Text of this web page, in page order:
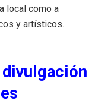
local como a
y artísticos.